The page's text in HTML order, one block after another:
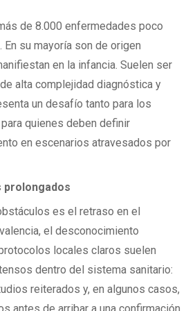
de 8.000 enfermedades poco
su mayoría son de origen
en la infancia. Suelen ser
alta complejidad diagnóstica y
un desafío tanto para los
quienes deben definir
en escenarios atravesados por
prolongados
es el retraso en el
el desconocimiento
locales claros suelen
dentro del sistema sanitario:
reiterados y, en algunos casos,